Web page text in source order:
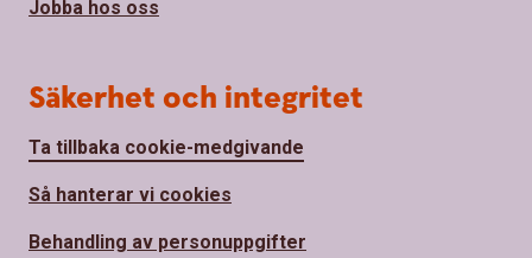
Jobba hos oss
Säkerhet och integritet
Ta tillbaka cookie-medgivande
Så hanterar vi cookies
Behandling av personuppgifter